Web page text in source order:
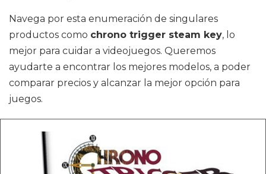
Navega por esta enumeración de singulares
productos como chrono trigger steam key, lo
mejor para cuidar a videojuegos. Queremos
ayudarte a encontrar los mejores modelos, a poder
comparar precios y alcanzar la mejor opción para
juegos.